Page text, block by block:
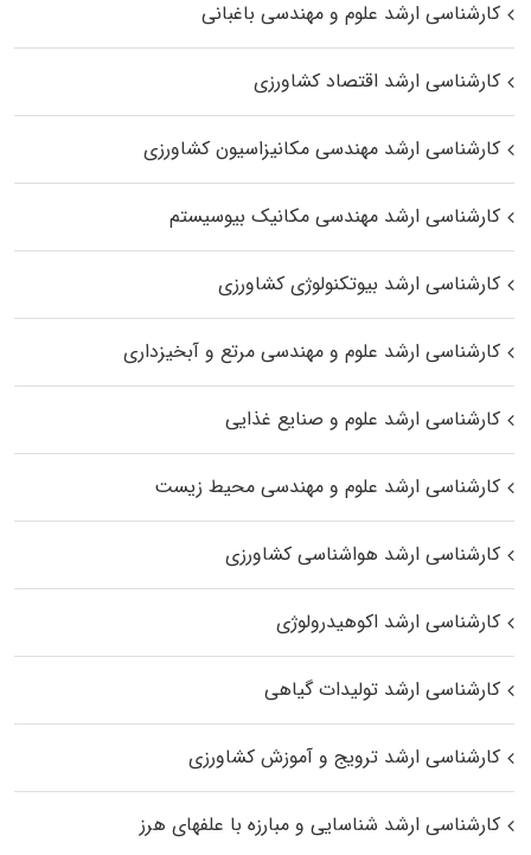
کارشناسی ارشد علوم و مهندسی باغبانی
کارشناسی ارشد اقتصاد کشاورزی
کارشناسی ارشد مهندسی مکانیزاسیون کشاورزی
کارشناسی ارشد مهندسی مکانیک بیوسیستم
کارشناسی ارشد بیوتکنولوژی کشاورزی
کارشناسی ارشد علوم و مهندسی مرتع و آبخیزداری
کارشناسی ارشد علوم و صنایع غذایی
کارشناسی ارشد علوم و مهندسی محیط زیست
کارشناسی ارشد هواشناسی کشاورزی
کارشناسی ارشد اکوهیدرولوژی
کارشناسی ارشد تولیدات گیاهی
کارشناسی ارشد ترویج و آموزش کشاورزی
کارشناسی ارشد شناسایی و مبارزه با علفهای هرز